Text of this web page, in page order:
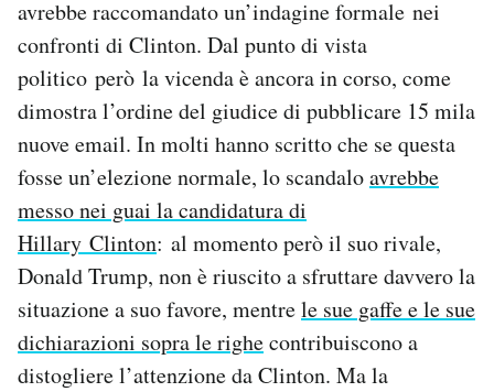
avrebbe raccomandato un’indagine formale nei
confronti di Clinton. Dal punto di vista
politico però la vicenda è ancora in corso, come
dimostra l’ordine del giudice di pubblicare 15 mila
nuove email. In molti hanno scritto che se questa
fosse un’elezione normale, lo scandaloavrebbe
messo nei guai la candidatura di
Hillary Clinton: al momento però il suo rivale,
Donald Trump, non è riuscito a sfruttare davvero la
situazione a suo favore, mentrele sue gaffe e le sue
dichiarazioni sopra le righecontribuiscono a
distogliere l’attenzione da Clinton. Ma la